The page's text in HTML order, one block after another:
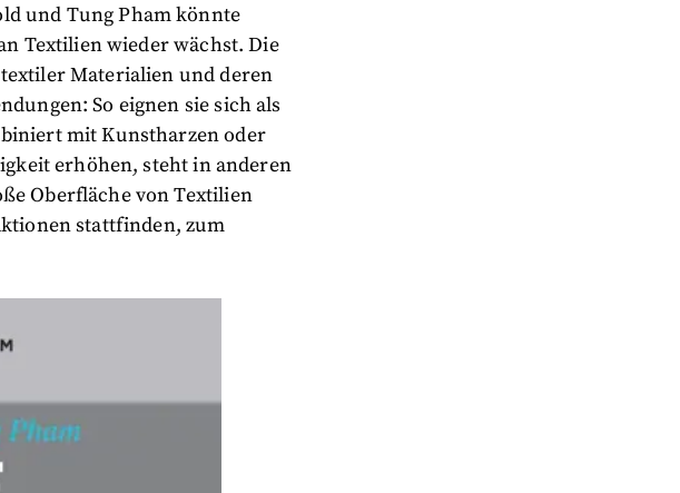
und Tung Pham könnte
Textilien wieder wächst. Die
Materialien und deren
So eignen sie sich als
mit Kunstharzen oder
erhöhen, steht in anderen
Oberfläche von Textilien
stattfinden, zum